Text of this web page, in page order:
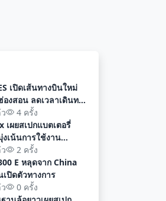
เปิดเส้นทางบินใหม่
งสอน ลดเวลาเดินทาง
นาที4 ครั้ง
เผยสเปกแบตเตอรี่
เน้นการใช้งาน
ดตัวอย่างเป็นทางการ
2 ครั้ง
E หลุดจาก China
ปิดตัวทางการ
0 ครั้ง